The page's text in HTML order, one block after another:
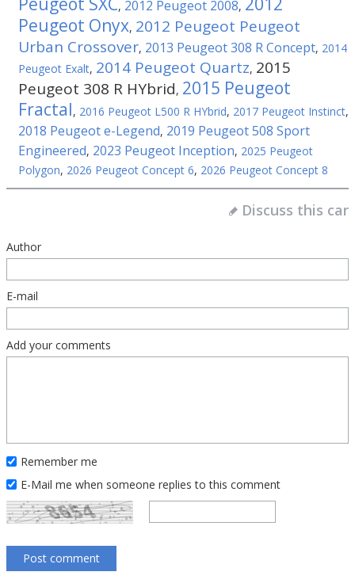
, 2012 Peugeot 2008,
Peugeot Onyx, 2012 Peugeot Peugeot
Urban Crossover, 2013 Peugeot 308 R Concept, 2014
Peugeot Exalt, 2014 Peugeot Quartz, 2015
Peugeot 308 R HYbrid, 2015 Peugeot
Fractal, 2016 Peugeot L500 R HYbrid, 2017 Peugeot Instinct,
2018 Peugeot e-Legend, 2019 Peugeot 508 Sport
Engineered, 2023 Peugeot Inception, 2025 Peugeot
Polygon, 2026 Peugeot Concept 6, 2026 Peugeot Concept 8
Discuss this car
Author
E-mail
Add your comments
Remember me
E-Mail me when someone replies to this comment